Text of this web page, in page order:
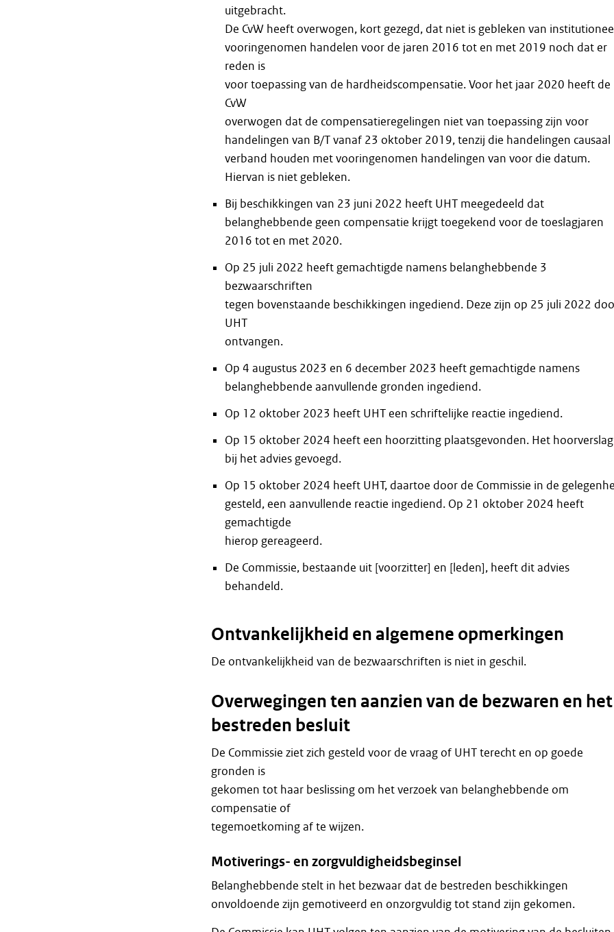
uitgebracht.
De CvW heeft overwogen, kort gezegd, dat niet is gebleken van
vooringenomen handelen voor de jaren 2016 tot en met 2019 noch dat er
reden is
voor toepassing van de hardheidscompensatie. Voor het jaar 2020 heeft de
CvW
overwogen dat de compensatieregelingen niet van toepassing zijn voor
handelingen van B/T vanaf 23 oktober 2019, tenzij die handelingen causaal
verband houden met vooringenomen handelingen van voor die datum.
Hiervan is niet gebleken.
Bij beschikkingen van 23 juni 2022 heeft UHT meegedeeld dat
belanghebbende geen compensatie krijgt toegekend voor de toeslagjaren
2016 tot en met 2020.
Op 25 juli 2022 heeft gemachtigde namens belanghebbende 3
bezwaarschriften
tegen bovenstaande beschikkingen ingediend. Deze zijn op 25 juli 2022
UHT
ontvangen.
Op 4 augustus 2023 en 6 december 2023 heeft gemachtigde namens
belanghebbende aanvullende gronden ingediend.
Op 12 oktober 2023 heeft UHT een schriftelijke reactie ingediend.
Op 15 oktober 2024 heeft een hoorzitting plaatsgevonden. Het
bij het advies gevoegd.
Op 15 oktober 2024 heeft UHT, daartoe door de Commissie in de
gesteld, een aanvullende reactie ingediend. Op 21 oktober 2024 heeft
gemachtigde
hierop gereageerd.
De Commissie, bestaande uit [voorzitter] en [leden], heeft dit advies
behandeld.
Ontvankelijkheid en algemene opmerkingen
De ontvankelijkheid van de bezwaarschriften is niet in geschil.
Overwegingen ten aanzien van de bezwaren en het
bestreden besluit
De Commissie ziet zich gesteld voor de vraag of UHT terecht en op goede
gronden is
gekomen tot haar beslissing om het verzoek van belanghebbende om
compensatie of
tegemoetkoming af te wijzen.
Motiverings- en zorgvuldigheidsbeginsel
Belanghebbende stelt in het bezwaar dat de bestreden beschikkingen
onvoldoende zijn gemotiveerd en onzorgvuldig tot stand zijn gekomen.